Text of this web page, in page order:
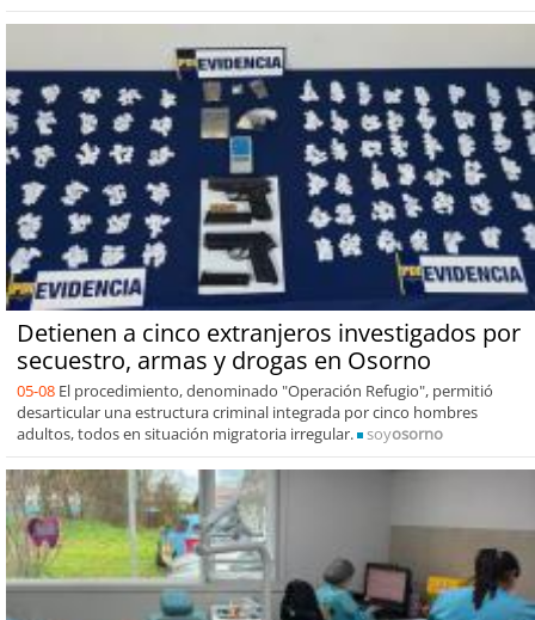
Detienen a cinco extranjeros investigados por
secuestro, armas y drogas en Osorno
05-08 El procedimiento, denominado "Operación Refugio", permitió
desarticular una estructura criminal integrada por cinco hombres
adultos, todos en situación migratoria irregular.
soyosorno